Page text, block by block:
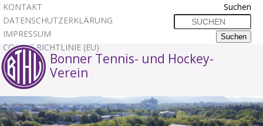
KONTAKT
DATENSCHUTZERKLÄRUNG
IMPRESSUM
COOKIE-RICHTLINIE (EU)
Suchen
Bonner Tennis- und Hockey-
Verein